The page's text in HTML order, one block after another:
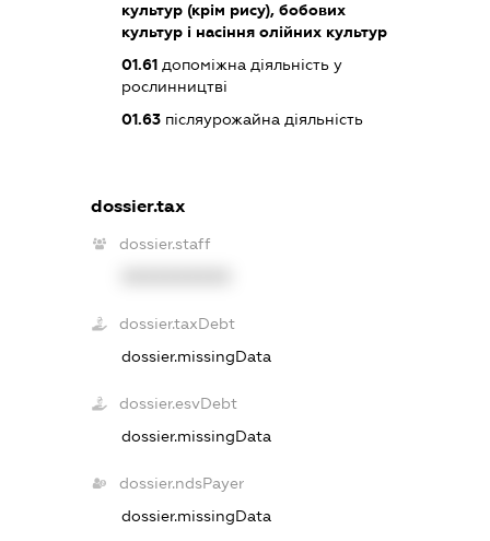
культур (крім рису), бобових
культур і насіння олійних культур
01.61 допоміжна діяльність у
рослинництві
01.63 післяурожайна діяльність
dossier.tax
dossier.staff
dossier.taxDebt
dossier.missingData
dossier.esvDebt
dossier.missingData
dossier.ndsPayer
dossier.missingData